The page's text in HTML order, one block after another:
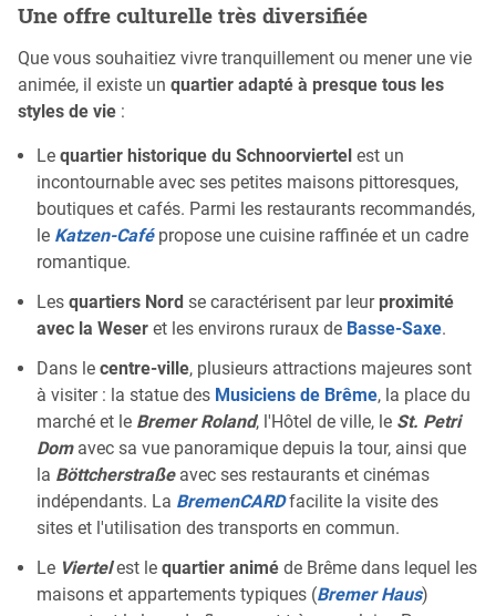
Une offre culturelle très diversifiée
Que vous souhaitiez vivre tranquillement ou mener une vie
animée, il existe un quartier adapté à presque tous les
styles de vie :
Le quartier historique du Schnoorviertel est un
incontournable avec ses petites maisons pittoresques,
boutiques et cafés. Parmi les restaurants recommandés,
le Katzen-Cafépropose une cuisine raffinée et un cadre
romantique.
Les quartiers Nord se caractérisent par leur proximité
avec la Weser et les environs ruraux de Basse-Saxe.
Dans le centre-ville, plusieurs attractions majeures sont
à visiter : la statue des Musiciens de Brême, la place du
marché et le Bremer Roland, l'Hôtel de ville, le St. Petri
Domavec sa vue panoramique depuis la tour, ainsi que
la Böttcherstraßeavec ses restaurants et cinémas
indépendants. La BremenCARDfacilite la visite des
sites et l'utilisation des transports en commun.
Le Viertelest le quartier animé de Brême dans lequel les
maisons et appartements typiques (Bremer Haus)